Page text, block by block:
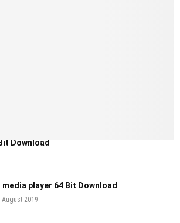
Download
media player 64 Bit Download
August 2019